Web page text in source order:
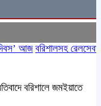
আজ বরিশালসহ রেলসেবা
বরিশালে জমইয়াতে